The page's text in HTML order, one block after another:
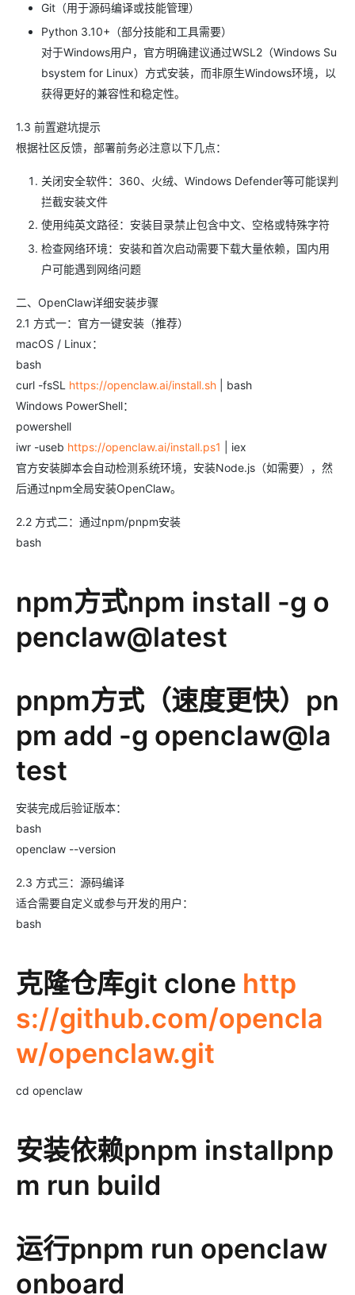
Git（用于源码编译或技能管理）
Python 3.10+（部分技能和工具需要）
对于Windows用户，官方明确建议通过WSL2（Windows Su
bsystem for Linux）方式安装，而非原生Windows环境，以
获得更好的兼容性和稳定性。
1.3 前置避坑提示
根据社区反馈，部署前务必注意以下几点：
关闭安全软件：360、火绒、Windows Defender等可能误判
拦截安装文件
使用纯英文路径：安装目录禁止包含中文、空格或特殊字符
检查网络环境：安装和首次启动需要下载大量依赖，国内用
户可能遇到网络问题
二、OpenClaw详细安装步骤
2.1 方式一：官方一键安装（推荐）
macOS / Linux：
bash
curl -fsSL https://openclaw.ai/install.sh | bash
Windows PowerShell：
powershell
iwr -useb https://openclaw.ai/install.ps1
| iex
官方安装脚本会自动检测系统环境，安装Node.js（如需要），然
后通过npm全局安装OpenClaw。
2.2 方式二：通过npm/pnpm安装
bash
npm方式npm install -g o
penclaw@latest
pnpm方式（速度更快）pn
pm add -g openclaw@la
test
安装完成后验证版本：
bash
openclaw --version
2.3 方式三：源码编译
适合需要自定义或参与开发的用户：
bash
克隆仓库git clone http
s://github.com/opencla
w/openclaw.git
cd openclaw
安装依赖pnpm installpnp
m run build
运行pnpm run openclaw
onboard